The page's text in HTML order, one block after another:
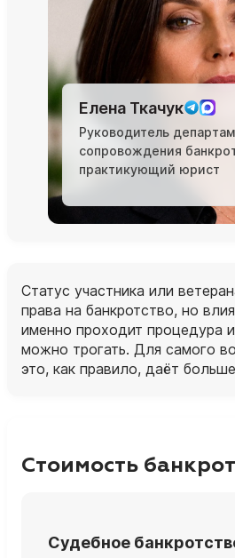
Елена Ткачук
Руководитель
сопровождения
практикующий юрист
Статус участника или
права на банкротство, но
именно проходит процедура
можно трогать. Для самого
это, как правило, даёт
Стоимость
Судебное